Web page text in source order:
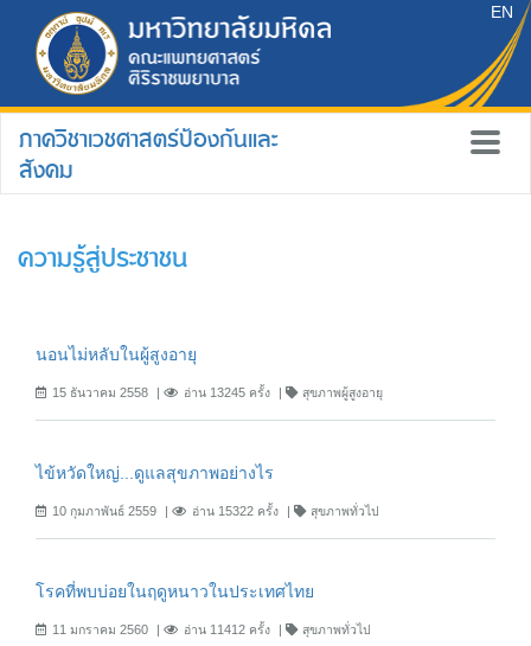
EN
ภาควิชาเวชศาสตร์ป้องกันและ
สังคม
ความรู้สู่ประชาชน
นอนไม่หลับในผู้สูงอายุ
15 ธันวาคม 2558 อ่าน 13245 ครั้ง สุขภาพผู้สูงอายุ
ไข้หวัดใหญ่...ดูแลสุขภาพอย่างไร
10 กุมภาพันธ์ 2559 อ่าน 15322 ครั้ง สุขภาพทั่วไป
โรคที่พบบ่อยในฤดูหนาวในประเทศไทย
11 มกราคม 2560 อ่าน 11412 ครั้ง สุขภาพทั่วไป